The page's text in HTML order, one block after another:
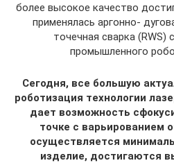
более высокое качество
применялась аргонно-
точечная сварка (RWS)
промышленного
Сегодня, все большую
роботизация технологии
дает возможность
точке с варьированием
осуществляется
изделие, достигаются